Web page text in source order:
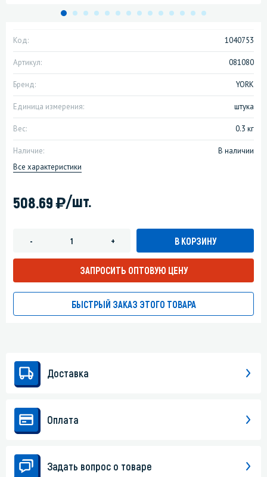
Код: 1040753
Артикул: 081080
Бренд: YORK
Единица измерения: штука
Вес: 0.3 кг
Наличие:
В наличии
Все характеристики
508.69)/шт.
- + В КОРЗИНУ
ЗАПРОСИТЬ ОПТОВУЮ ЦЕНУ
БЫСТРЫЙ ЗАКАЗ ЭТОГО ТОВАРА
Доставка
Оплата
Задать вопрос о товаре